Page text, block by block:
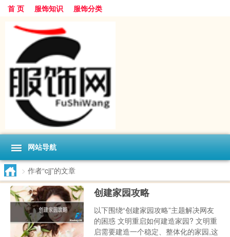
首 页 服饰知识 服饰分类
网站导航
> 作者“cjj”的文章
创建家园攻略
以下围绕“创建家园攻略”主题解决网友
的困惑 文明重启如何建造家园? 文明重
启需要建造一个稳定、整体化的家园,这